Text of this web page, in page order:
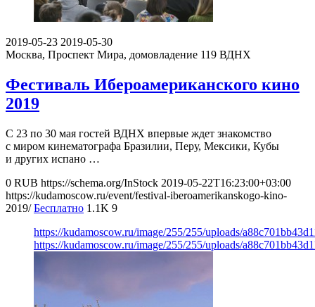
2019-05-23 2019-05-30
Москва, Проспект Мира, домовладение 119 ВДНХ
Фестиваль Ибероамериканского кино
2019
С 23 по 30 мая гостей ВДНХ впервые ждет знакомство
с миром кинематографа Бразилии, Перу, Мексики, Кубы
и других испано …
0 RUB https://schema.org/InStock 2019-05-22T16:23:00+03:00
https://kudamoscow.ru/event/festival-iberoamerikanskogo-kino-
2019/ Бесплатно 1.1K 9
https://kudamoscow.ru/image/255/255/uploads/
https://kudamoscow.ru/image/255/255/uploads/